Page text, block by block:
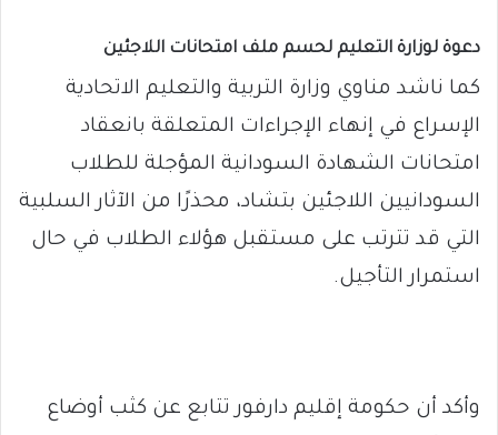
دعوة لوزارة التعليم لحسم ملف امتحانات اللاجئين
كما ناشد مناوي وزارة التربية والتعليم الاتحادية
الإسراع في إنهاء الإجراءات المتعلقة بانعقاد
امتحانات الشهادة السودانية المؤجلة للطلاب
السودانيين اللاجئين بتشاد، محذرًا من الآثار السلبية
التي قد تترتب على مستقبل هؤلاء الطلاب في حال
استمرار التأجيل.
وأكد أن حكومة إقليم دارفور تتابع عن كثب أوضاع